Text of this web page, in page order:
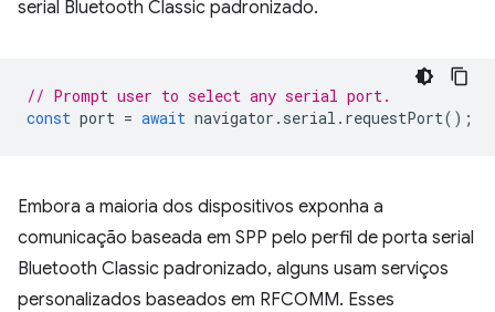
serial Bluetooth Classic padronizado.
// Prompt user to select any serial port.
const port = await navigator . serial . requestPort();
Embora a maioria dos dispositivos exponha a
comunicação baseada em SPP pelo perfil de porta serial
Bluetooth Classic padronizado, alguns usam serviços
personalizados baseados em RFCOMM. Esses